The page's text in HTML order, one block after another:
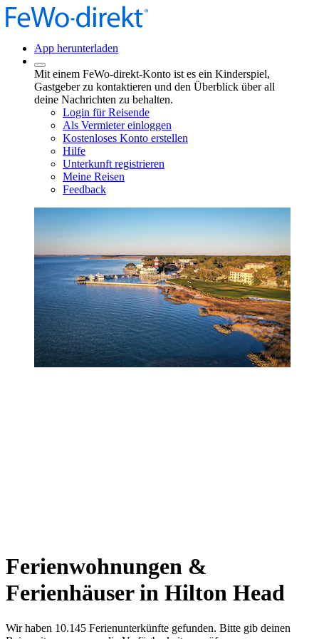
App herunterladen
Mit einem FeWo-direkt-Konto ist es ein Kinderspiel,
Gastgeber zu kontaktieren und den Überblick über all
deine Nachrichten zu behalten.
Login für Reisende
Als Vermieter einloggen
Kostenloses Konto erstellen
Hilfe
Unterkunft registrieren
Meine Reisen
Feedback
Ferienwohnungen &
Ferienhäuser in Hilton Head
Wir haben 10.145 Ferienunterkünfte gefunden. Bitte gib deinen